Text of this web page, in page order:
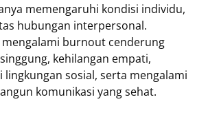
memengaruhi kondisi individu,
hubungan interpersonal.
mengalami burnout cenderung
kehilangan empati,
sosial, serta mengalami
komunikasi yang sehat.